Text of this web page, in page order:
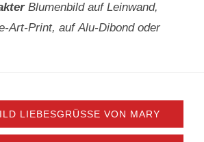
Blumenbild auf Leinwand,
Art-Print, auf Alu-Dibond oder
LIEBESGRÜSSE VON MARY